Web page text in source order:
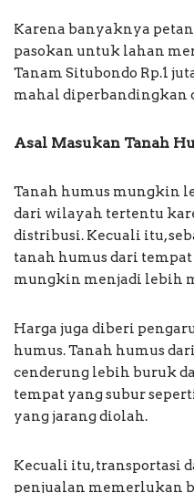
Karena banyaknya
pasokan untuk lahan
Tanam Situbondo Rp.1
mahal diperbandingkan
Asal Masukan Tanah
Tanah humus mungkin
dari wilayah tertentu
distribusi. Kecuali itu,
tanah humus dari
mungkin menjadi lebih
Harga juga diberi
humus. Tanah humus
cenderung lebih buruk
tempat yang subur
yang jarang diolah.
Kecuali itu, transportasi
penjualan memerlukan